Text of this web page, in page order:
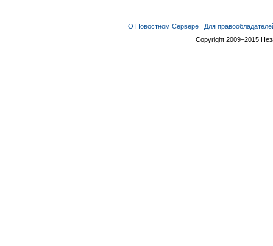
О Новостном Сервере
Для
Copyright 2009–2015